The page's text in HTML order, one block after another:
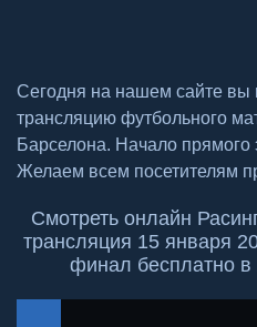
Сегодня на нашем сайте вы
трансляцию футбольного
Барселона. Начало
Желаем всем посетителям
Смотреть онлайн
трансляция 15 января
финал бесплатно в